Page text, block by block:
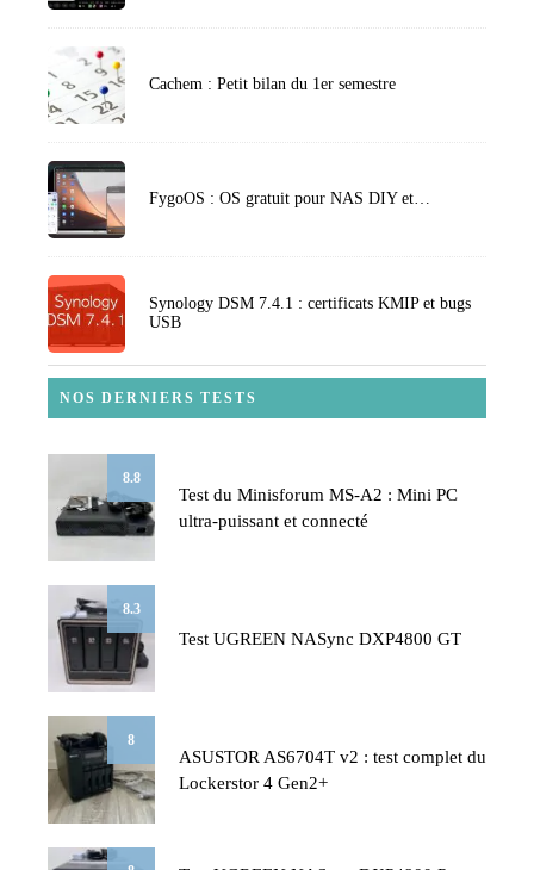
Cachem : Petit bilan du 1er semestre
FygoOS : OS gratuit pour NAS DIY et…
Synology DSM 7.4.1 : certificats KMIP et bugs
USB
NOS DERNIERS TESTS
8.8
Test du Minisforum MS-A2 : Mini PC
ultra-puissant et connecté
8.3
Test UGREEN NASync DXP4800 GT
8
ASUSTOR AS6704T v2 : test complet du
Lockerstor 4 Gen2+